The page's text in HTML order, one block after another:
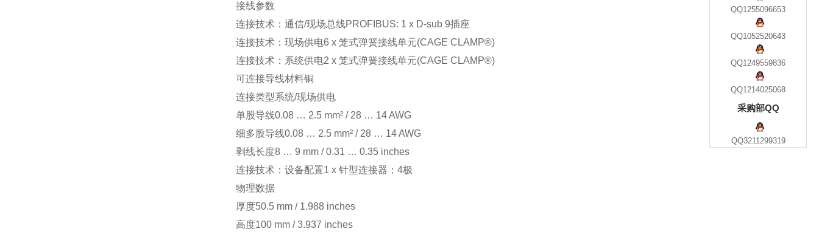
接线参数
连接技术：通信/现场总线PROFIBUS: 1 x D-sub 9插座
连接技术：现场供电6 x 笼式弹簧接线单元(CAGE CLAMP®)
连接技术：系统供电2 x 笼式弹簧接线单元(CAGE CLAMP®)
可连接导线材料铜
连接类型系统/现场供电
单股导线0.08 … 2.5 mm² / 28 … 14 AWG
细多股导线0.08 … 2.5 mm² / 28 … 14 AWG
剥线长度8 … 9 mm / 0.31 … 0.35 inches
连接技术：设备配置1 x 针型连接器；4极
物理数据
厚度50.5 mm / 1.988 inches
高度100 mm / 3.937 inches
QQ1255096653
QQ1052520643
QQ1249559836
QQ1214025068
采购部QQ
QQ3211299319